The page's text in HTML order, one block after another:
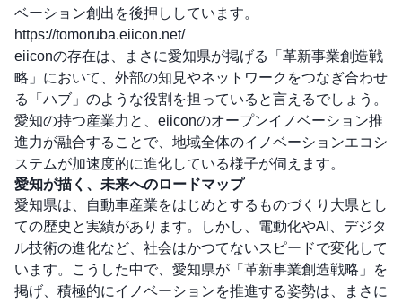
ベーション創出を後押ししています。
https://tomoruba.eiicon.net/
eiiconの存在は、まさに愛知県が掲げる「革新事業創造戦
略」において、外部の知見やネットワークをつなぎ合わせ
る「ハブ」のような役割を担っていると言えるでしょう。
愛知の持つ産業力と、eiiconのオープンイノベーション推
進力が融合することで、地域全体のイノベーションエコシ
ステムが加速度的に進化している様子が伺えます。
愛知が描く、未来へのロードマップ
愛知県は、自動車産業をはじめとするものづくり大県とし
ての歴史と実績があります。しかし、電動化やAI、デジタ
ル技術の進化など、社会はかつてないスピードで変化して
います。こうした中で、愛知県が「革新事業創造戦略」を
掲げ、積極的にイノベーションを推進する姿勢は、まさに